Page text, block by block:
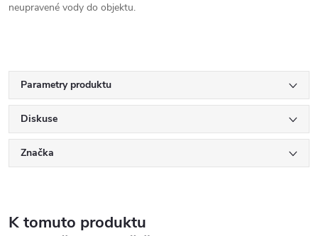
neupravené vody do objektu.
Parametry produktu
Diskuse
Značka
K tomuto produktu